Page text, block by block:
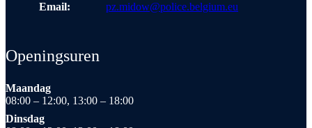
Email:
pz.midow@police.belgium.eu
Openingsuren
Maandag
08:00 – 12:00, 13:00 – 18:00
Dinsdag